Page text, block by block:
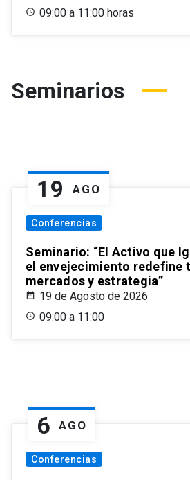
09:00 a 11:00 horas
Seminarios
19 AGO
Conferencias
Seminario: “El Activo que
el envejecimiento redefine
mercados y estrategia”
19 de Agosto de 2026
09:00 a 11:00
6 AGO
Conferencias